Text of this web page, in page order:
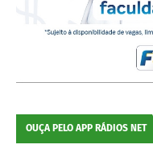
OUÇA PELO APP RÁDIOS NET